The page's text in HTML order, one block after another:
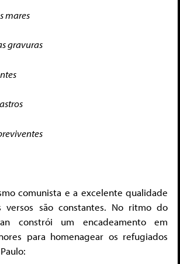
mares
gravuras
comunista e a excelente qualidade
versos são constantes. No ritmo do
constrói um encadeamento em
para homenagear os refugiados